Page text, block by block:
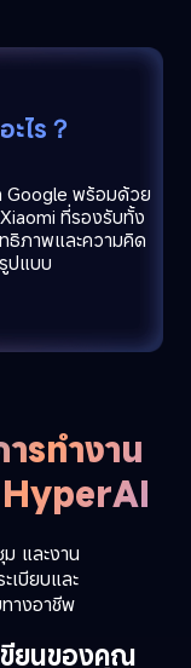
ไร？
Google พร้อมด้วย
ที่รองรับทั้ง
ธิภาพและความคิด
ปแบบ
รทำงาน
และงาน
เบียบและ
างอาชีพ
ยนของคุณ